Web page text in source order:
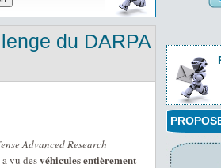
du DARPA
Advanced Research
vu desvéhicules entièrement